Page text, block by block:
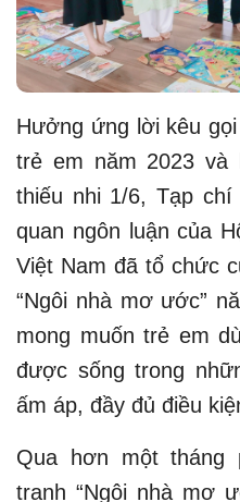
Hưởng ứng lời kêu
trẻ em năm 2023 và
thiếu nhi 1/6, Tạp
quan ngôn luận của
Việt Nam đã tổ chức
“Ngôi nhà mơ ước”
mong muốn trẻ em
được sống trong
ấm áp, đầy đủ điều
Qua hơn một tháng
tranh “Ngôi nhà mơ